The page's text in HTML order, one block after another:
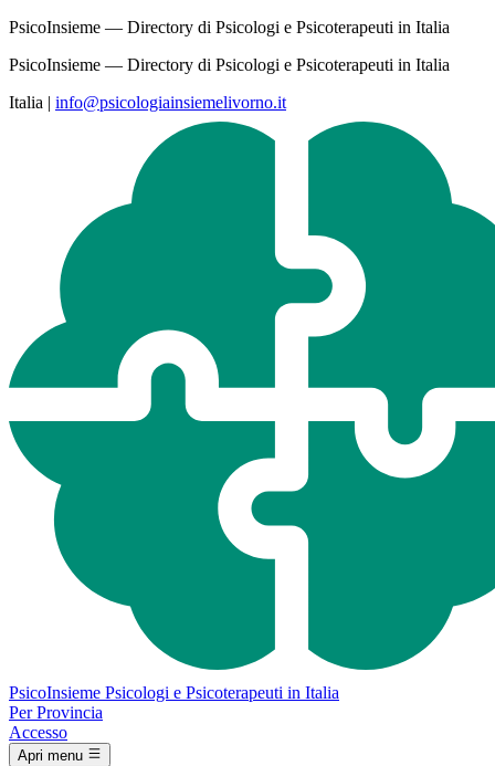
PsicoInsieme — Directory di Psicologi e Psicoterapeuti in Italia
PsicoInsieme — Directory di Psicologi e Psicoterapeuti in Italia
Italia | info@psicologiainsiemelivorno.it
PsicoInsieme Psicologi e Psicoterapeuti in Italia
Per Provincia
Accesso
Apri menu